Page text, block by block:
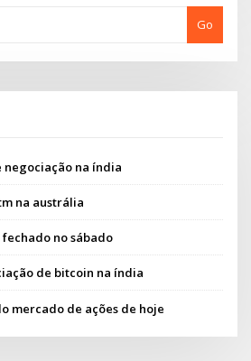
Go
na índia
na austrália
fechado no sábado
de bitcoin na índia
mercado de ações de hoje